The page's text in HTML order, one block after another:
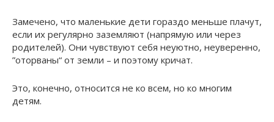
Замечено, что маленькие дети гораздо меньше плачут,
если их регулярно заземляют (напрямую или через
родителей). Они чувствуют себя неуютно, неуверенно,
”оторваны“ от земли – и поэтому кричат.
Это, конечно, относится не ко всем, но ко многим
детям.